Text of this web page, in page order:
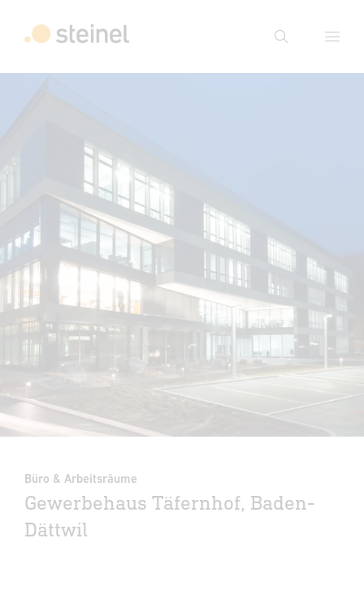
Suche
Büro & Arbeitsräume
Gewerbehaus Täfernhof, Baden-
Dättwil